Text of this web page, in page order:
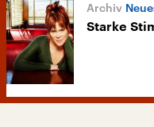
Starke